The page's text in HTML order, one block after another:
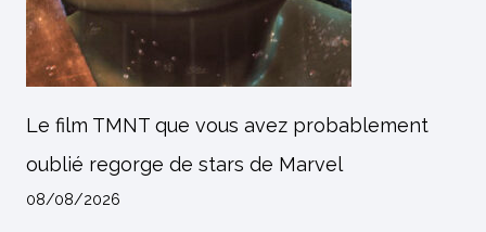
Le film TMNT que vous avez probablement
oublié regorge de stars de Marvel
08/08/2026